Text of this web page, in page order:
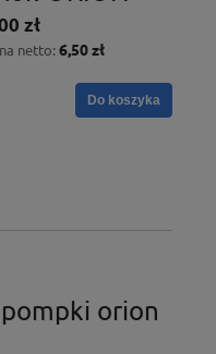
zł
netto: 6,50 zł
Do koszyka
pompki orion